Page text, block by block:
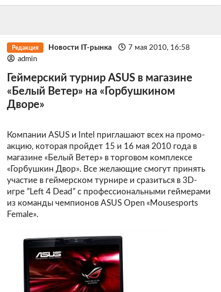
Редакция Новости IT-рынка
7 мая 2010, 16:58
admin
Геймерский турнир ASUS в магазине
«Белый Ветер» на «Горбушкином
Дворе»
Компании ASUS и Intel приглашают всех на промо-
акцию, которая пройдет 15 и 16 мая 2010 года в
магазине «Белый Ветер» в торговом комплексе
«Горбушкин Двор». Все желающие смогут принять
участие в геймерском турнире и сразиться в 3D-
игре ”Left 4 Dead” с профессиональными геймерами
из команды чемпионов ASUS Open «Mousesports
Female».